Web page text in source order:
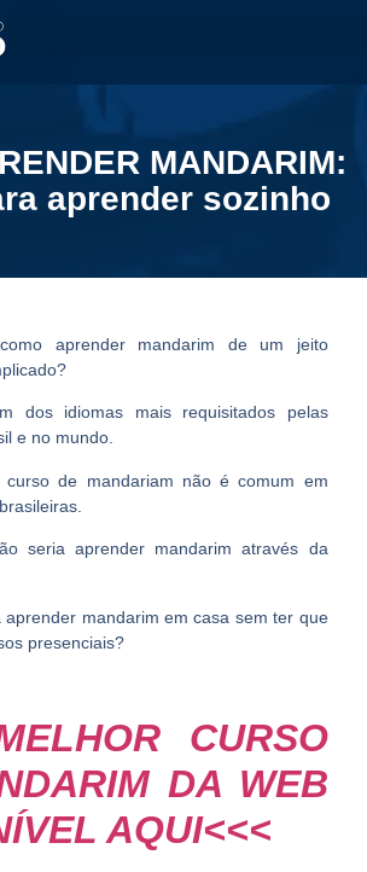
MANDARIM:
aprender sozinho
como aprender mandarim de um jeito
dos idiomas mais requisitados pelas
e no mundo.
curso de mandariam não é comum em
seria aprender mandarim através da
aprender mandarim em casa sem ter que
presenciais?
CURSO
DA WEB
AQUI<<<